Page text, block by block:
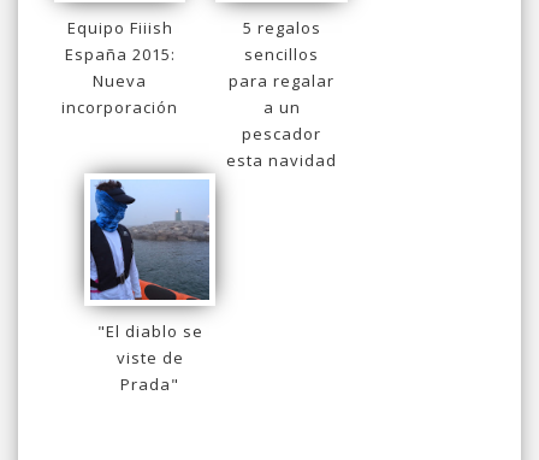
Equipo Fiiish
España 2015:
Nueva
incorporación
5 regalos
sencillos
para regalar
a un
pescador
esta navidad
"El diablo se
viste de
Prada"